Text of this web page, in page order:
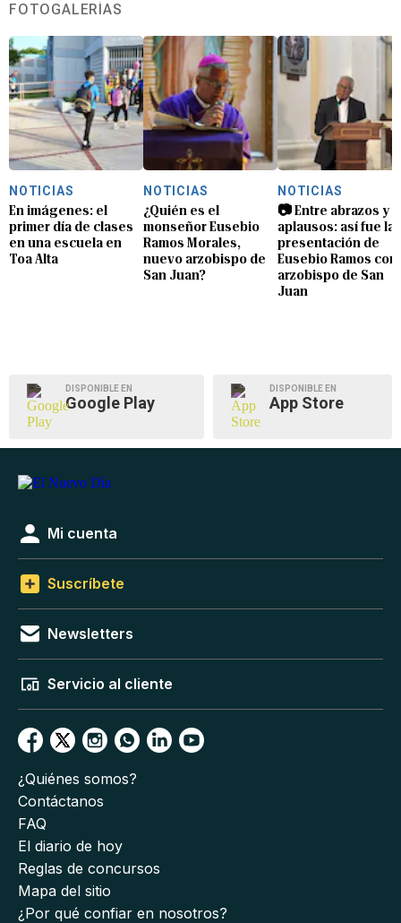
FOTOGALERÍAS
NOTICIAS
En imágenes: el
primer día de clases
en una escuela en
Toa Alta
NOTICIAS
¿Quién es el
monseñor Eusebio
Ramos Morales,
nuevo arzobispo de
San Juan?
NOTICIAS
📷 Entre abrazos y
aplausos: así fue la
presentación de
Eusebio Ramos
arzobispo de San
Juan
DISPONIBLE EN
Google Play
DISPONIBLE EN
App Store
Mi cuenta
Suscríbete
Newsletters
Servicio al cliente
¿Quiénes somos?
Contáctanos
FAQ
El diario de hoy
Reglas de concursos
Mapa del sitio
¿Por qué confiar en nosotros?